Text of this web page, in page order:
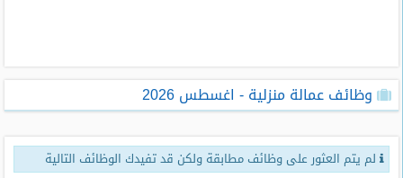
تصفح
الوظائف
وظائف
اليوم
وظائف عمالة منزلية - اغسطس 2026
لم يتم العثور على وظائف مطابقة ولكن قد تفيدك الوظائف التالية